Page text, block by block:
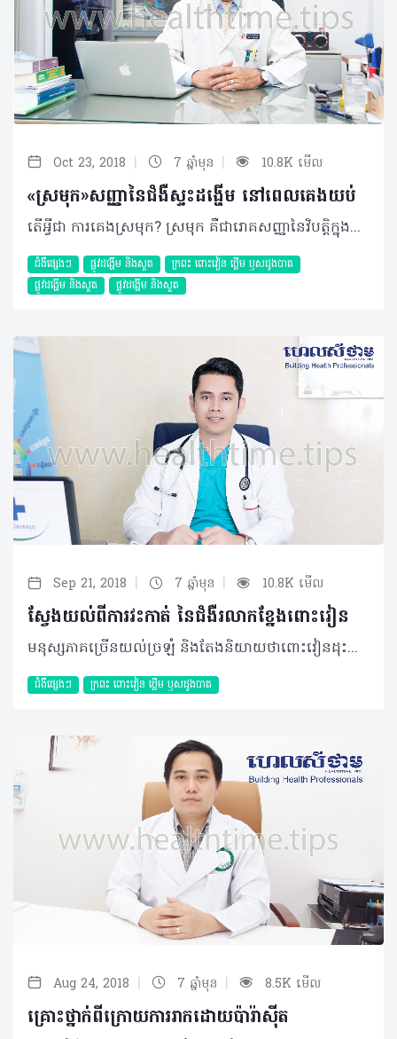
Oct 23, 2018 | 7 ឆ្នាំមុន | 10.8K មើល
«ស្រមុក»សញ្ញានៃជំងឺស្ទះដង្ហើម នៅពេលគេងយប់
តើអ្វីជា ការគេងស្រមុក? ស្រមុក គឺជារោគសញ្ញានៃវិបត្តិក្នុងការដកដង្ហើម មានន័យថាវាជាសញ្ញាមួយនៃជំងឺដែលឆ្លុះបញ្ចាំងពីការដកដង្ហើមចូលសួតមានការរំខានដោយការត្បៀតនៃផ្លូវដង្ហើម។​ ការត្បៀតនេះអាចមាននៅក្នុងច្រមុះ ឬ​បំពង់ក ដោយសារមានការរីកសាច់ ឬមានដុះសាច់ច្រមុះ បំពង់ក ឬការមិនផ្តល់សញ្ញាពីខួរក្បាល ដែលធ្វើឲ្យខ្យល់អុកស៊ីសែនចូលក្នុងសួតមិនបានគ្រប់គ្រាន់និងខ្យល់ដែលឆ្លងកាត់ផ្លូវតូចចង្អៀត បង្កជាការលាន់ស្រមុក។ សញ្ញានៃការស្រមុកនេះ អាចឈានដល់ជំងឺមួយហៅថា ស្ទះដង្ហើម​នៅពេលគេងយប់ ឬObstructive Sleep Apnea។ តាមការសិក្សាមួយចំនួនបាន រកឃើញថា ស្រមុកអាចជារោគសញ្ញា ដែលមានលក្ខណៈតពូជ ដែលវាអាចឆ្លងពីជំនាន់ មួយទៅជំនាន់មួយទៀត តាមរយៈហ្សែន រួមជាមួយកត្តាខាងក្រៅដូចជា ចំណីអាហារ បរិស្ថាន ពិសេសរូបរាង។ មូលហេតុ កត្តាដែលបង្កឲ្យមានការគេងស្រមុកមានច្រើន រួមមាន៖ • ទម្រង់រូបរាងមាត់ ៖ ទម្រង់មាត់ខុសពីធម្មតាដូចជាចង្កាខើចខ្លី ឬករួញ ឬអ្នកធាត់អាចធ្វើឲ្យសាច់នៅក្នុងបំពង់ក ឬមាត់មានការរីកធំ ហើយនៅពេលគេង ធ្វើឲ្យសាច់នោះទៅបិទនៅផ្លូវដង្ហើមបង្កឲ្យរន្ធនៅផ្លូវដង្ហើមស្ទះបណ្តាលឲ្យគេងស្រមុក។ • អ្នកទទួលទានស្រាច្រើន ៖ កាលណាផឹកនូវជាតិអាល់កុល ឬស្រាច្រើន បង្កឲ្យសាច់ដុំនៅត្រង់ បំពង់ក និងមាត់ទន់ ជាហេតុនាំឲ្យសាច់នោះអាចទៅបិទផ្លូវដង្ហើម។ • បញ្ហាច្រមុះមាត់ ៖ ករណីមានដុះសាច់ច្រមុះ ឬបំពង់ក កាលណាវាវិវឌ្ឍកាន់តែធំទៅៗ វានឹង សង្កត់រន្ធច្រមុះ ធ្វើឲ្យពិបាកក្នុងការដកដង្ហើម ហើយបង្កឲ្យមានសំឡេងស្រមុកឡើង។ • គេងមិនបានគ្រប់គ្រាន់ ៖ កាលណាគេងមិនបានគ្រប់គ្រាន់ធ្វើឲ្យសាច់ដែលស្ថិតនៅត្រង់បំពង់កមានលក្ខណៈទន់ ឬយឺត និងបង្កការរំខានដល់ផ្លូវដង្ហើម។ • ទម្រង់នៃការគេង ៖ ចំពោះអ្នកធាត់ កាលណាគេងផ្ងារធ្វើឲ្យសាច់ធ្លាក់ទៅបិទផ្លូវដង្ហើម បង្កជាសំឡេងស្រមុក។ ការធ្វើរោគវិនិច្ឆ័យ • ការសាកសួរប្រវត្តិអ្នកជំងឺ មើលលើទម្រង់រូបរាង ជំងឺប្រចាំកាយ ដូចជា ទឹកនោមផ្អែម ខ្សោយបេះដូង វិបត្តិចង្វាក់បេះដូង លើសសម្ពាធឈាម។ • ការធ្វើតេស្តភាពរងៀម ឬចេះតែងងុយគេង ពេលថ្ងៃ ឆាប់មួម៉ៅ ខឹង ថប់ទ្រូង ឈឺក្បាល ពេលព្រឹក បត់ជើងតូចច្រើនពេលយប់ គេងមិន ស្កប់ស្កល់ និងឡើងទម្ងន់។ • ការធ្វើតេស្តម៉្យាងហៅថា Polygraphy៖ ឃើញ Apnea Hypopnea Index (AHI)> ៥ដងក្នុងមួយម៉ោង នោះរោគវិនិច្ឆ័យជាជំងឺស្ទះដង្ហើមនៅពេលគេង។ ការព្យាបាល ជាទូទៅ ការព្យាបាលបញ្ហាស្រមុកដែលបង្កឲ្យមានការស្ទះដង្ហើមនៅពេលគេងយប់ អាស្រ័យទៅតាមប្រភេទនៃការស្ទះ រួមមាន៖ • Central Sleep Apnea ៖ ជាការស្ទះដង្ហើម​នៅពេលគេងមានមណ្ឌលនៅខួរក្បាល មានន័យ​ថាការបញ្ជារបស់ខួរក្បាលលើផ្លូវដង្ហើមលែង​ដំណើរការជាហេតុនាំឲ្យចង្វាក់នៃការដកដង្ហើមត្រូវបានបាត់។ • Obstructive Sleep Apnea ៖ ជាការ ស្ទះនៅបំពង់ក ដែលវាអាចមានមូលហេតុច្រើន ដូចបានរៀបរាប់ខាងលើ។ ដូចនេះ ប្រសិនបើស្ទះផ្លូវដង្ហើមនៅបំពង់ក ដោយមានសាច់ដុះ គ្រូពេទ្យនឹងអាចណែនាំឲ្យធ្វើការ កាត់សាច់នោះចេញ ឬធ្វើការពិចារណាលើការ ប្រើប្រាស់ម៉ាស៊ីនហៅថា CPAP ពាក់នៅពេល គេងយប់ និងវះកាត់ប្តូរទម្រង់ ប្រសិនបើអ្នកជំងឺមានសញ្ញាស្រមុកបង្កឲ្យស្ទះដង្ហើមដោយសារចង្កាខើចខ្លីជាដើម។ ផលវិបាក គួរបញ្ជាក់ថា អ្នកជំងឺនឹងអាចមានគ្រោះថ្នាក់ដល់អាយុជីវិតដោយសារវិបត្តិចង្វាក់បេះដូង ខូចសាច់ដុំបេះដូង និងការដាច់សរសៃឈាមខួរក្បាល (Stroke) បើអាការៈស្រមុករបស់គាត់មានការស្ទះដង្ហើមនៅពេលគេងយប់ ហើយមិនបានទទួលការព្យាបាលជាមួយវេជ្ជបណ្ឌិតឯកទេសឲ្យបានទាន់ពេលវេលា។ ក្រៅពីនេះ ការស្ទះដង្ហើមនៅពេលគេងយប់ អាចប៉ះពាលសកម្មភាពប្រចាំថ្ងៃ ដូចជា៖ • គ្រោះថ្នាក់ចរាចរណ៍ • កាន់តែលើសទម្ងន់ • ប្រឈមការកើតជំងឺទឹកនោមផ្អែម ឬបន្ថយប្រសិទ្ធភាពព្យាបាល បើគាត់មានជំងឺទឹកនោមផ្អែមស្រាប់ • ងាយប្រឈមនឹងការឡើងសម្ពាធឈាម​ ឬបន្ថយប្រសិទ្ធភាពព្យាបាលបើគាត់មានជំងឺលើសឈាម • មានវិបត្តិផ្លូវចិត្ត បាក់ទឹកចិត្ត • ឡើងខ្លាញ់ និងវិបត្តិមេតាបូលិក ជាដើម។ ការការពារ • កាត់បន្ថយការទទួលទានគ្រឿងស្រវឹង • ចៀសវាងការប្រើប្រាស់ថ្នាំងងុយគេងច្រើន • ប្តូររបៀបរបបក្នុងការរស់នៅ ដើម្បីបន្ថយទម្ងន់ • ប្រើប្រាស់ឧបករណ៍ជំនួយនៅពេលគេង (CPAP) • ធ្វើការវះកាត់សាច់ដែលសល់នៅក្នុងមាត់។ ស្រមុក ជាសញ្ញាអាសន្នដែលអាចវិវឌ្ឍទៅរកការមានជំងឺស្ទះដង្ហើមនៅពេលគេងយប់ និងជាមូលហេតុនៃជំងឺធ្ងន់ធ្ងរជាច្រើនដែលគ្រប់គ្នាត្រូវប្រុងប្រយ័ត្ន។ ដូច្នេះ ប្រសិនមានសញ្ញាសង្ស័យគួរធ្វើការណាត់ជួបគ្រូពេទ្យ ដើម្បីធ្វើតេស្តស្រមុក រកបញ្ហានៃការស្ទះដង្ហើមពេលគេងយប់ និងធ្វើការព្យាបាលឲ្យបានទាន់ពេលវេលា។ បកស្រាយដោយ​ ៖ សាស្ត្រាចារ្យ មហាបរិញ្ញា វ៉ាន់ មិច ឯកទេសវេជ្ជសាស្ត្រទូទៅ និងជំងឺសួត នៃមន្ទីរពេទ្យមិត្តភាពខ្មែរ-សូវៀត និងជាប្រធានសមាគមគ្រូពេទ្យសួត កម្ពុជា ©2018 រក្សាសិទ្ធិគ្រប់យ៉ាង​ដោយ Healthtime Corporation ចំពោះគ្រប់អត្ថបទដោយគ្មានផ្នែកណាមួយត្រូវបោះពុម្ពផ្សាយចូលប្រព័ន្ធអ៊ីនធឺណែត ឧបករណ៍អេឡិចត្រូនិក អាត់ជាសំឡេង ឬថតចំលងគ្រប់រូបភាពដោយគ្មានការអនុញ្ញាតឡើយ
ជំងឺផ្សេងៗ ផ្លូវដង្ហើម និងសួត
ក្រពះ​ ពោះវៀន​ ថ្លើម ឫសដូងបាត
ផ្លូវដង្ហើម និងសួត
ផ្លូវដង្ហើម និងសួត
Sep 21, 2018 | 7 ឆ្នាំមុន | 10.8K មើល
ស្វែងយល់ពីការវះកាត់ នៃជំងឺរលាកខ្នែងពោះវៀន
មនុស្សភាគច្រើនយល់ច្រឡំ និងតែងនិយាយថាពោះវៀនដុះខ្នែង តែតាមពិតទៅមនុស្សម្នាក់ៗសុទ្ធតែមានខ្នែងពោះវៀនទាំងអស់ ហើយនៅពេលមានការរលាកត្រង់ខ្នែងនោះ ទើបគេហៅថារលាកខ្នែងពោះវៀន។ និយមន័យ ជំងឺរលាកខ្នែងពោះវៀន ជាការរលាកទៅលើខ្នែងពោះវៀនដែលស្ថិតនៅជាប់ផ្នែកដំបូងគេនៃពោះវៀនធំ។ បច្ចុប្បន្ន យើងសង្កេតឃើញថាការវះកាត់ជំងឺរលាកខ្នែងពោះវៀនមានការកើនឡើងដូចនៅតាមមន្ទីរពេទ្យរដ្ឋ និងគ្លីនិកឯកជនស្របតាមអត្រាប្រជាជនខ្មែរយើងមានការកើនឡើងផងនោះ។ មូលហេតុ និងកត្តាប្រឈម មូលហេតុដែលបង្កឲ្យមានជំងឺរលាកខ្នែងពោះវៀន គឺ៖ • ដោយសារការស្ទះប្រហោងខ្នែងពោះវៀនដោយលាមក បន្លែ ឬគ្រាប់ធញ្ញជាតិដែលមិនរលាយពេលយើងញ៉ាំចូល • ដោយការបង្ករោគពីបាក់តេរី (Escherichiacoli, Klebseilla, Bactericide fragility, Clostridium spp) • ការបង្កពីពពួកប៉ារ៉ាស៊ីតក្នុងពោះវៀន (Schistosomes spicie, Pinworms, Strongyloides stercoralis) • ការបង្កពីជំងឺអាប់សែនៅអាងត្រគាក • ដោយសារការរីកនៃ Lymphatic tissue(Hyperplasia lyphoid) • ការសង្កត់ដោយដុំសាច់ (Neoplasms) • ការគ្រោះថ្នាក់ប៉ះចំផ្នែកពោះ (Abdominal Trauma) ។ អាការៈរោគ ឈឺពោះ ដំបូងឡើយគឺឈឺនៅផ្នែកជុំវិញផ្ចិត ឬចុងដង្ហើម បន្ទាប់មកទៀតឈឺចាក់ទៅផ្នែកខាងក្រោម ខាងស្តាំនៃពោះ ក្តៅខ្លួន ៣៨-៣៩ អង្សាសេ ចង្អោរ៦១ទៅ៩២% ក្អួត៥០% អត់ឃ្លានអាហារ៧៥ ទៅ៧៨% និងរាក ឬទល់លាមក១៨%។ តាមរយៈការសិក្សាភាគច្រើនបានឲ្យដឹងថា អ្នកដែលមានហានិភ័យខ្ពស់ក្នុងការប្រឈមនឹងជំងឺរលាកខ្នែងពោះវៀនគឺ ប្រជាជនដែលមានអាយុចន្លោះពី ១០ ទៅ ៣០ឆ្នាំ ហើយកើតលើបុរសច្រើនជាងស្រ្តី។ យន្តការនៃការរលាកខ្នែងពោះវៀន នៅពេលដែលមានការស្ទះប្រហោងខ្នែងពោះវៀនដោយលាមក ឬដោយគ្រាប់ធញ្ញជាតិ ឬក៏អាហារដែលញ៉ាំចូលទៅមិនរលាយ វាជាហេតុដែលនាំឲ្យមានការកើនឡើងនៃសម្ពាធក្នុងប្រហោងខ្នែងពោះវៀន ដោយសារតែការបញ្ចេញ (secretion)ពីភ្នាសនៃប្រហោងខ្នែងពោះវៀននោះ នៅពេលនោះពពួកបាក់តេរីដែលមាននៅក្នុងខ្នែងពោះវៀនចាប់ផ្តើមបង្ករោគ នាំឲ្យមានការរលាកខ្នែងពោះវៀន ពេលនោះអ្នកជំងឺមានអាការៈឈឺពោះ ក្តៅខ្លួន ឈឺក្បាល អាចក្អួត ឬចង្អោរ និងមិនឃ្លានអាហារ។ ក្នុងករណីស្ទះខ្នែងពោះវៀនយូរទៅៗនាំឲ្យសម្បករបស់ខ្នែងពោះវៀនស្តើងទៅៗ បណ្តាលឲ្យធ្លាយ នាំឲ្យរលាកដល់ស្រោមពោះ និងមានគ្រោះថ្នាក់ដល់អាយុជីវិត ក្នុងករណីដែលធ្វើការសង្គ្រោះវះកាត់មិនទាន់ពេលវេលា។ ការធ្វើរោគវិនិច្ឆ័យ • គ្រូពេទ្យអាចសាកសួរព័ត៌មានពីអាការៈរោគពិសេសចំណុចនៃការឈឺចាប់ • ការវិភាគឈាម ឃើញមានវត្តមានគ្រាប់ឈាមសកើនឡើង និង C-Reactive Protein (CRP) កើនឡើង • ឆ្លុះអេកូពោះ ដើម្បីរកមើលដុំដំបៅខ្នែងពោះវៀនឃើញមានការរលាកខ្នែងហើយទំហំវាស់ទៅធំជាង៦មីលីម៉ែត្រជួនកាលឃើញលក្ខណៈជាដុំអាប់សែ (Plastron appendicular) • ការថតកាំរស្មីអុិចពោះ និងស៊ីធីស្កែនអាចឃើញមានគ្រាប់ធញ្ញជាតិ ឬដុំលាមកនៅក្នុងខ្នែងពោះវៀនឬកម្រិតខ្យល់ និងទឹក ឬកំណកកាល់ស្យូម ឬការធ្លាយក្រពះ (Image de croissant gazeux)និងទាត់ចោលនូវជំងឺតម្រងនោមមួយចំនួន។ ការព្យាបាល និងផលវិបាក ឲ្យអ្នកជំងឺសម្រាកពេទ្យ ដោយធ្វើការព្យាបាលដោយវះកាត់ និងព្យាបាលរួមផ្សំ។ -ការព្យាបាលដោយការវះកាត់ មានគោលបំណងកាត់ខ្នែងពោះវៀន យកចេញនូវសរីរាង្គបង្ករោគនិងបន្ថយការឈឺចាប់។ នៅពេលកាត់ខ្នែងពោះវៀនហើយនោះ ជំងឺរលាកខ្នែងពោះវៀនមិនកើតមានទៀតទេ។ ការវះកាត់មាន២របៀប៖ • ការវះកាត់ខ្នែងពោះវៀនដោយវះបើកពោះនៅផ្នែកខាងក្រោមខាងស្តាំនៃពោះ (McBurney open Appendecetomy) • ការវះកាត់ដោយចោះដោយប្រើឧបករណ៍ Laparoscope ។ ផលវិបាកក្រោយវះកាត់មានដូចជា ការបង្ករោគនៅមុខរបួសវះ ធ្លាយដោយរបូតចេស រលាកស្រោមពោះក្រោយវះកាត់ ស្ទះពោះវៀន។ -ការព្យាបាលរួមផ្សំ ប្រើអង់ទីប៊ីយ៉ូទិក និងថ្នាំបំបាត់ការឈឺចាប់។ ករណីអ្នកជំងឺរលាកខ្នែងពោះវៀនដែលមិនបានទទួលការព្យាបាលទាន់ពេលវេលានិងត្រឹមត្រូវតាមបែបវេជ្ជសាស្ត្រ នឹងធ្វើឲ្យសរីរាង្គនៃខ្នែងពោះវៀនវិវឌ្ឍទៅជាដុំសាច់ ដែលបង្កគ្រោះថ្នាក់បាន។ ប្រសិនបើទុកយូរ វាបណ្តាលឲ្យធ្លាយនូវខ្នែងរបស់ពោះវៀន ដែលជាហេតុនាំឲ្យមានពពួកបាក់តេរីធ្លាក់ចុះទៅក្នុងស្រោមពោះ បង្កជាជំងឺរលាកស្រោមពោះ និងបណ្តាលឲ្យមានគ្រោះថ្នាក់ដល់ជីវិតបានផងដែរ។ ការវះពោះ ១. មានតម្លៃថោក ២. មានប្រសិទ្ធភាពខ្ពស់ រហ័ស ៣. ស្នាមរបួសធំជាងវះចោះ ៤. សម្រាកពេទ្យយូរជាងវះដោយ Laparoscope ។ ចោះ Laparoscope ១. មុខរបួសតូច ២. បន្ថយការបង្ករោគ ៣. បន្ថយការឈឺចាប់ក្រោយវះ ៤. បន្ថយរយៈពេលសម្រាកពេទ្យ ៥. តម្លៃថ្លៃជាងវះដោយដៃ ៦. រយៈពេលវះកាត់យូរជាងវះបើកពោះ។ ការការពារ ដើម្បីការពារខ្លួនពីជំងឺរលាកខ្នែងពោះវៀន គ្រប់គ្នាត្រូវបរិភោគអាហារដែលមានអនាម័យ និងងាយរលាយ ព្រមទាំងចូលរួមអនុវត្តគោលការណ៍អនាម័យទាំង៣រួមមាន ហូបស្អាត ផឹកស្អាតនិងរស់នៅស្អាត។ ដោយឡែក វេជ្ជបណ្ឌិតរួមទាំងអ្នកវិជ្ជាជីវៈសុខាភិបាល ត្រូវធ្វើការវែកញែករករោគវិនិច្ឆ័យឲ្យបានច្បាស់លាស់ទៅលើអ្នកជំងឺរលាកខ្នែងពោះវៀន និងចូលរួមពិនិត្យ វិភាគឲ្យបានត្រឹមត្រូវ ដើម្បីឲ្យការព្យាបាលមានប្រសិទ្ធភាពខ្ពស់ ជាពិសេសលើកស្ទួយ វិស័យសុខាភិបាលនៅប្រទេសកម្ពុជាឲ្យមានការរីកចម្រើន។ បកស្រាយដោយ ៖ វេជ្ជបណ្ឌិត សុខ ចិត្ត គ្រូពេទ្យផ្នែកសង្គ្រោះជំងឺ វះកាត់ និងសណ្តំ នៅមន្ទីរពេទ្យព្រះកេតុមាលា និងជាប្រធានមន្ទីរពហុព្យាបាល ដូនពេញសែនសុខ ©2018 រក្សាសិទ្ធិគ្រប់យ៉ាង​ដោយ Healthtime Corporation ចំពោះគ្រប់អត្ថបទដោយគ្មានផ្នែកណាមួយត្រូវបោះពុម្ពផ្សាយចូល ប្រព័ន្ធអ៊ីនធឺណែតឧបករណ៍អេឡិចត្រូនិកអាត់ជាសំឡេងឬថតចំលងគ្រប់រូបភាពដោយគ្មានការអនុញ្ញាតឡើយ
ជំងឺផ្សេងៗ ក្រពះ​ ពោះវៀន​ ថ្លើម ឫសដូងបាត
Aug 24, 2018 | 7 ឆ្នាំមុន | 8.5K មើល
គ្រោះថ្នាក់ពីក្រោយការរាកដោយប៉ារ៉ាស៊ីត